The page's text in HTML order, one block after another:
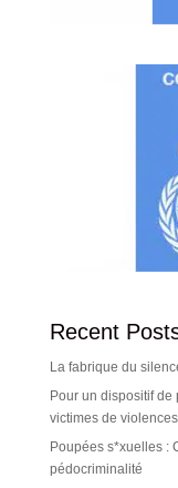
Recent
La fabrique du
Pour un dispositif
victimes de
Poupées s*xuelles :
pédocriminalité